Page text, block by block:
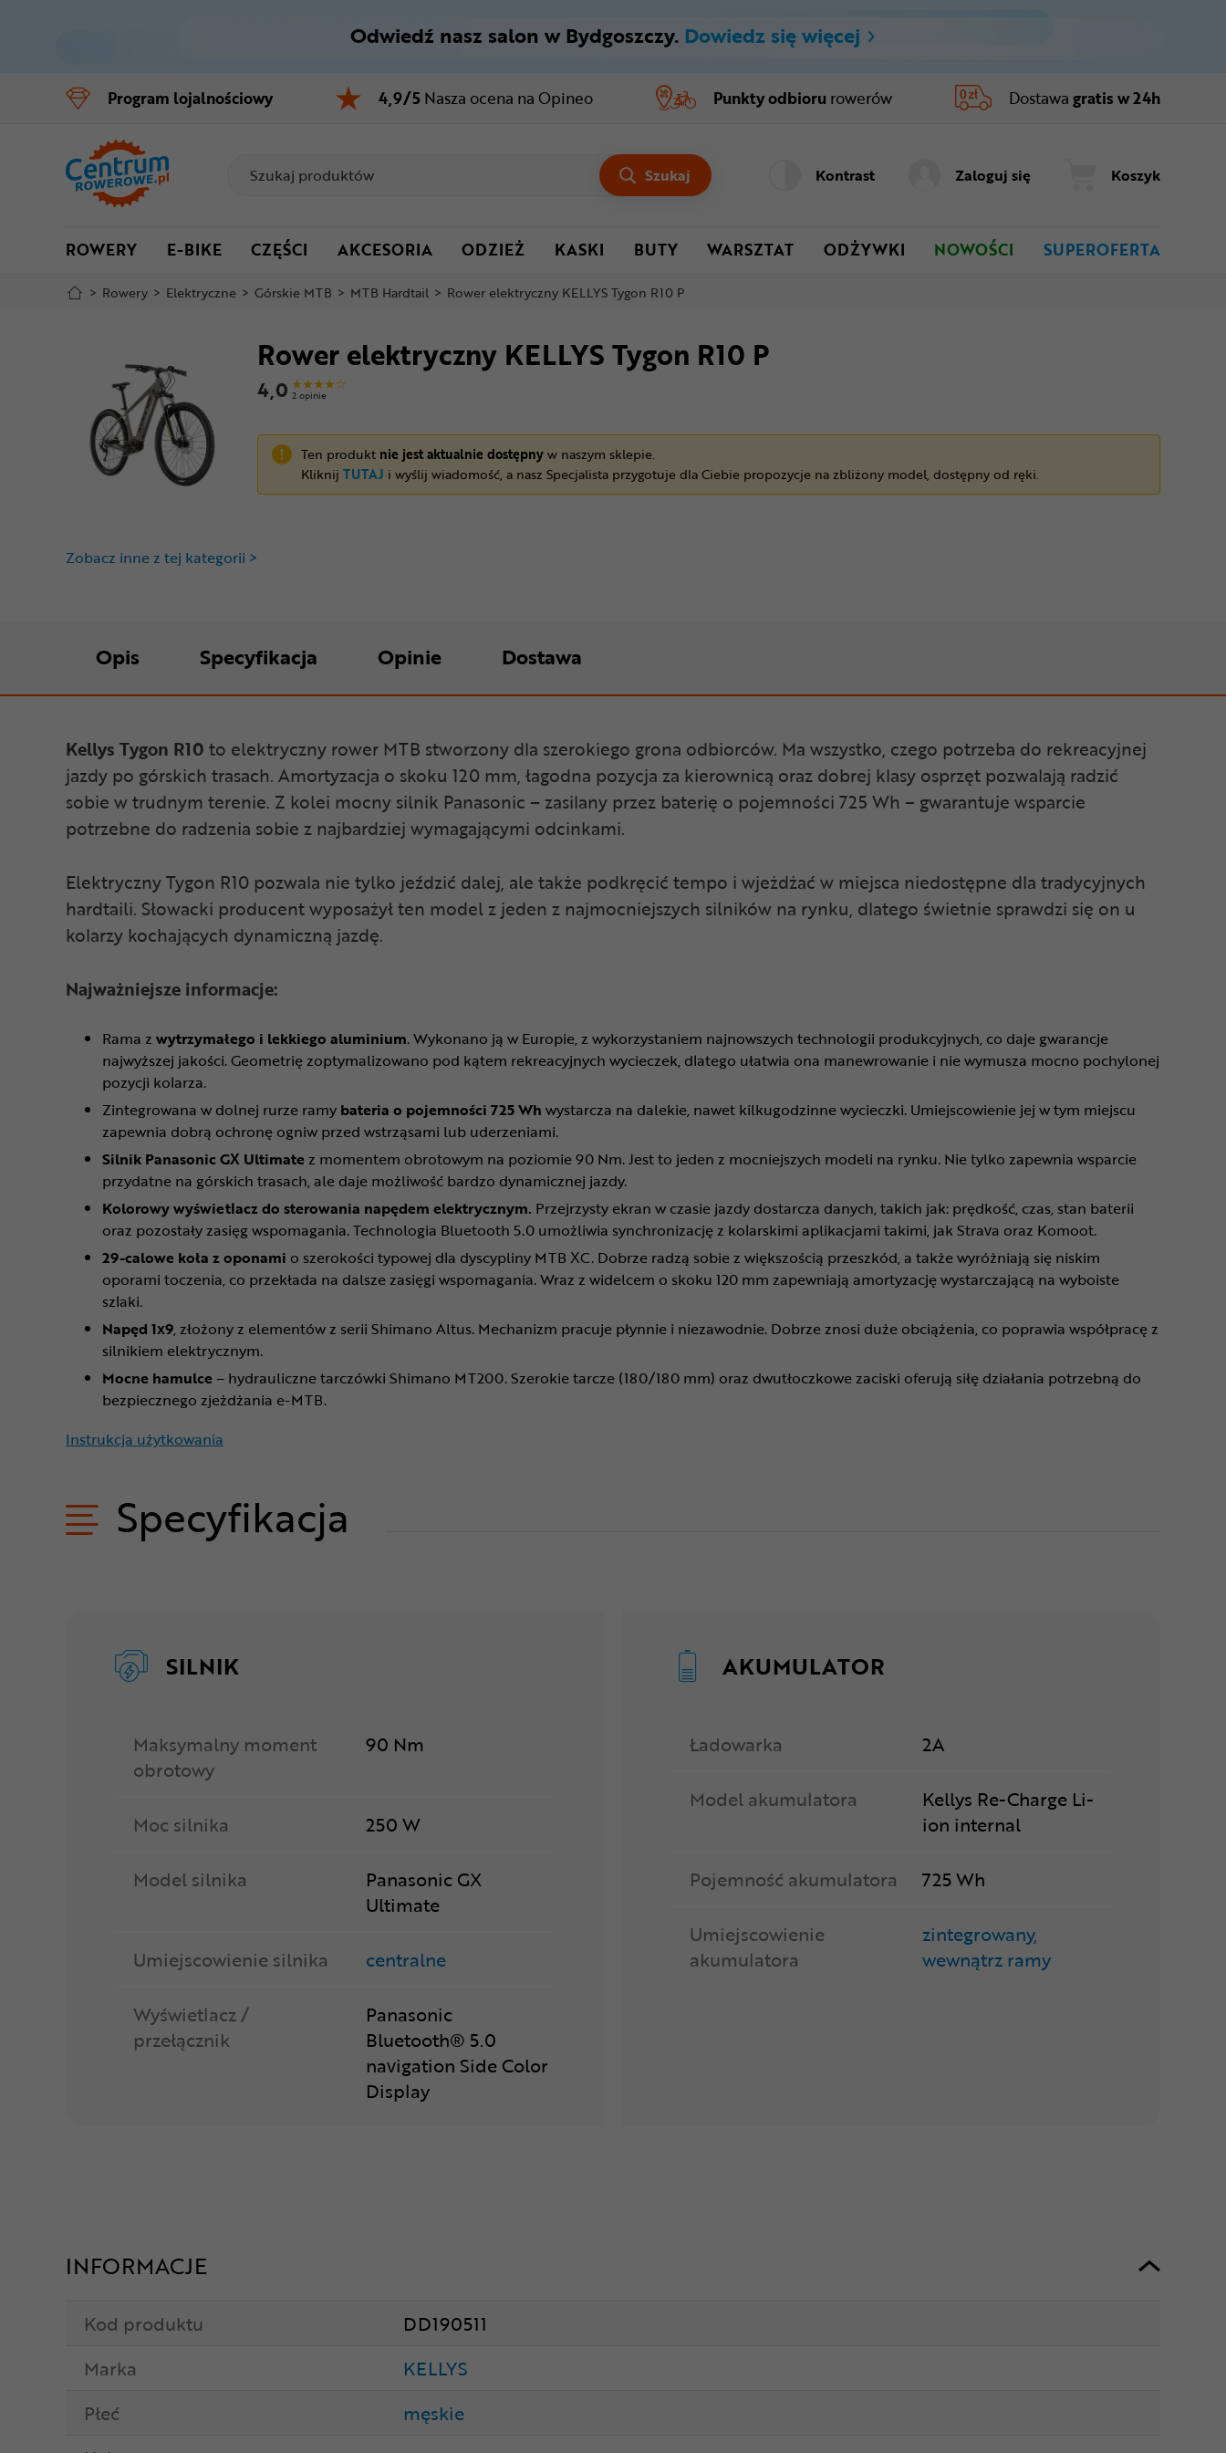
Menu główne
Informacje o produkcie
Szczegółowe informacje
Stopka
Mapa strony
Odwiedź nasz salon w Bydgoszczy. Dowiedz się więcej
Program lojalnościowy 4,9/5 Nasza ocena na Opineo Punkty odbioru rowerów Dostawa gratis w 24h
Szukaj Kontrast Zaloguj się Koszyk
ROWERY E-BIKE CZĘŚCI AKCESORIA ODZIEŻ KASKI BUTY WARSZTAT ODŻYWKI NOWOŚCI SUPEROFERTA
> Rowery > Elektryczne > Górskie MTB > MTB Hardtail > Rower elektryczny KELLYS Tygon R10 P
Rower elektryczny KELLYS Tygon R10 P
4,0 2 opinie
Ten produkt nie jest aktualnie dostępnyw naszym sklepie.
Kliknij TUTAJ i wyślij wiadomość, a nasz Specjalista przygotuje dla Ciebie propozycje na zbliżony model, dostępny od ręki.
Zobacz inne z tej kategorii >
Opis Specyfikacja Opinie Dostawa
Kellys Tygon R10 to elektryczny rower MTB stworzony dla szerokiego grona odbiorców. Ma wszystko, czego potrzeba do rekreacyjnej
jazdy po górskich trasach. Amortyzacja o skoku 120 mm, łagodna pozycja za kierownicą oraz dobrej klasy osprzęt pozwalają radzić
sobie w trudnym terenie. Z kolei mocny silnik Panasonic – zasilany przez baterię o pojemności 725 Wh – gwarantuje wsparcie
potrzebne do radzenia sobie z najbardziej wymagającymi odcinkami.
Elektryczny Tygon R10 pozwala nie tylko jeździć dalej, ale także podkręcić tempo i wjeżdżać w miejsca niedostępne dla tradycyjnych
hardtaili. Słowacki producent wyposażył ten model z jeden z najmocniejszych silników na rynku, dlatego świetnie sprawdzi się on u
kolarzy kochających dynamiczną jazdę.
Najważniejsze informacje:
Rama z wytrzymałego i lekkiego aluminium. Wykonano ją w Europie, z wykorzystaniem najnowszych technologii produkcyjnych, co daje gwarancje
najwyższej jakości. Geometrię zoptymalizowano pod kątem rekreacyjnych wycieczek, dlatego ułatwia ona manewrowanie i nie wymusza mocno pochylonej
pozycji kolarza.
Zintegrowana w dolnej rurze ramy bateria o pojemności 725 Wh wystarcza na dalekie, nawet kilkugodzinne wycieczki. Umiejscowienie jej w tym miejscu
zapewnia dobrą ochronę ogniw przed wstrząsami lub uderzeniami.
Silnik Panasonic GX Ultimatez momentem obrotowym na poziomie 90 Nm. Jest to jeden z mocniejszych modeli na rynku. Nie tylko zapewnia wsparcie
przydatne na górskich trasach, ale daje możliwość bardzo dynamicznej jazdy.
Kolorowy wyświetlacz do sterowania napędem elektrycznym. Przejrzysty ekran w czasie jazdy dostarcza danych, takich jak: prędkość, czas, stan baterii
oraz pozostały zasięg wspomagania. Technologia Bluetooth 5.0 umożliwia synchronizację z kolarskimi aplikacjami takimi, jak Strava oraz Komoot.
29-calowe koła z oponami o szerokości typowej dla dyscypliny MTB XC. Dobrze radzą sobie z większością przeszkód, a także wyróżniają się niskim
oporami toczenia, co przekłada na dalsze zasięgi wspomagania. Wraz z widelcem o skoku 120 mm zapewniają amortyzację wystarczającą na wyboiste
szlaki.
Napęd 1x9, złożony z elementów z serii Shimano Altus. Mechanizm pracuje płynnie i niezawodnie. Dobrze znosi duże obciążenia, co poprawia współpracę z
silnikiem elektrycznym.
Mocne hamulce– hydrauliczne tarczówki Shimano MT200. Szerokie tarcze (180/180 mm) oraz dwutłoczkowe zaciski oferują siłę działania potrzebną do
bezpiecznego zjeżdżania e-MTB.
Instrukcja użytkowania
Specyfikacja
SILNIK
Maksymalny moment
obrotowy
90 Nm
Moc silnika
250 W
Model silnika
Panasonic GX
Ultimate
Umiejscowienie silnika
centralne
Wyświetlacz /
przełącznik
Panasonic
Bluetooth® 5.0
navigation Side Color
Display
AKUMULATOR
Ładowarka
2A
Model akumulatora
Kellys Re-Charge Li-
ion internal
Pojemność akumulatora
725 Wh
Umiejscowienie
akumulatora
zintegrowany,
wewnątrz ramy
INFORMACJE
Kod produktu
DD190511
Marka
KELLYS
Płeć
męskie